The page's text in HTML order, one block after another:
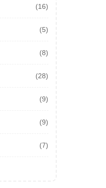
(16)
(5)
(8)
(28)
(9)
(9)
(7)